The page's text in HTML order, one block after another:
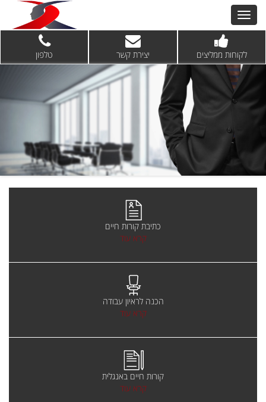
לקוחות ממליצים יצירת קשר טלפון
כתיבת קורות חיים
קרא עוד
הכנה לראיון עבודה
קרא עוד
קורות חיים באנגלית
קרא עוד